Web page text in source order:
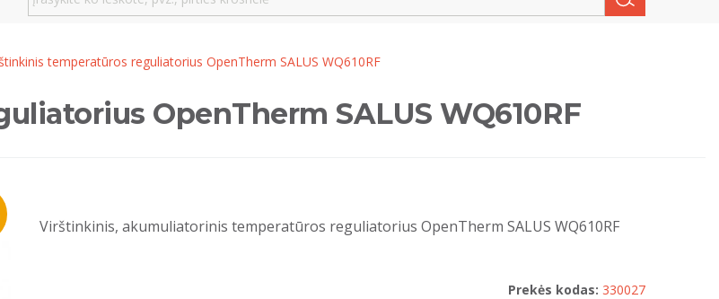
temperatūros reguliatorius OpenTherm SALUS WQ610RF
OpenTherm SALUS WQ610RF
Virštinkinis, akumuliatorinis temperatūros reguliatorius OpenTherm SALUS WQ610RF
Prekės kodas: 330027